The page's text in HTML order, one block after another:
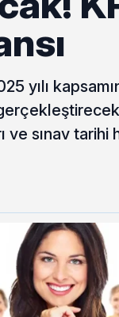
yılı
ve sınav tarihi